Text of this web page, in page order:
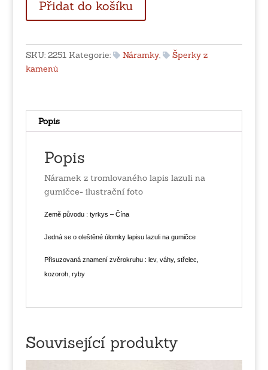
tromlovaného
lazuli
na
Přidat do košíku
SKU: 2251 Kategorie: Náramky,
Šperky z
kamenů
Popis
Popis
Náramek z tromlovaného lapis lazuli na
gumičce- ilustrační foto
Země původu : tyrkys – Čína
Jedná se o oleštěné úlomky lapisu lazulina gumičce
Přisuzovaná znamení zvěrokruhu : lev, váhy, střelec,
kozoroh, ryby
Související produkty